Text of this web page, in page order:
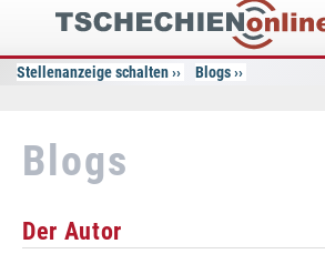
Tschechien
Online
Stellenanzeige schalten Blogs
Blogs
Der Autor